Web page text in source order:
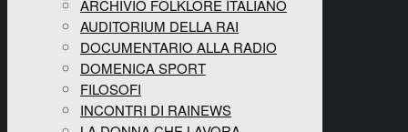
ARCHIVIO FOLKLORE ITALIANO
AUDITORIUM DELLA RAI
DOCUMENTARIO ALLA RADIO
DOMENICA SPORT
FILOSOFI
INCONTRI DI RAINEWS